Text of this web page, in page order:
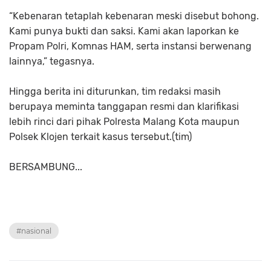
“Kebenaran tetaplah kebenaran meski disebut bohong.
Kami punya bukti dan saksi. Kami akan laporkan ke
Propam Polri, Komnas HAM, serta instansi berwenang
lainnya,” tegasnya.
Hingga berita ini diturunkan, tim redaksi masih
berupaya meminta tanggapan resmi dan klarifikasi
lebih rinci dari pihak Polresta Malang Kota maupun
Polsek Klojen terkait kasus tersebut.(tim)
BERSAMBUNG...
#nasional